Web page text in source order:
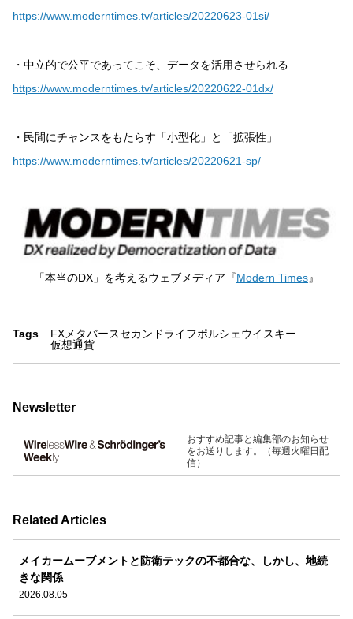
https://www.moderntimes.tv/articles/20220623-01si/
・中立的で公平であってこそ、データを活用させられる
https://www.moderntimes.tv/articles/20220622-01dx/
・民間にチャンスをもたらす「小型化」と「拡張性」
https://www.moderntimes.tv/articles/20220621-sp/
「本当のDX」を考えるウェブメディア『Modern Times』
Tags FX メタバースセカンドライフポルシェ ウイスキー
仮想通貨
Newsletter
おすすめ記事と編集部のお知らせ
をお送りします。（毎週火曜日配
信）
Related Articles
メイカームーブメントと防衛テックの不都合な、しかし、地続
きな関係
2026.08.05